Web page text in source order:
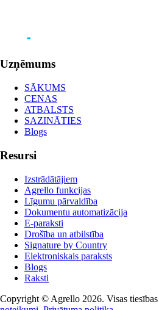
Uzņēmums
SĀKUMS
CENAS
ATBALSTS
SAZINĀTIES
Blogs
Resursi
Izstrādātājiem
Agrello funkcijas
Līgumu pārvaldība
Dokumentu automatizācija
E-paraksti
Drošība un atbilstība
Signature by Country
Elektroniskais paraksts
Blogs
Raksti
Copyright © Agrello 2026. Visas